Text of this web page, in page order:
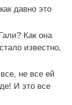
давно это
Как она
известно,
не все ей
И это все